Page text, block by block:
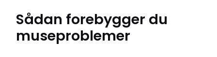
Sådan forebygger du
museproblemer